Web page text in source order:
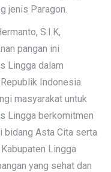
jenis Paragon.
S.I.K,
pangan ini
Lingga dalam
Indonesia.
masyarakat untuk
Lingga berkomitmen
bidang Asta Cita serta
Lingga
yang sehat dan